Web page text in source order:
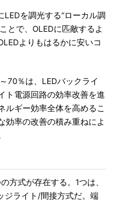
を調光する“ローカル調
とで、OLEDに匹敵するよ
よりもはるかに安いコ
70％は、LEDバックライ
ト電源回路の効率改善を進
ルギー効率全体を高めるこ
効率の改善の積み重ねによ
方式が存在する。1つは、
ジライト/間接方式だ。端